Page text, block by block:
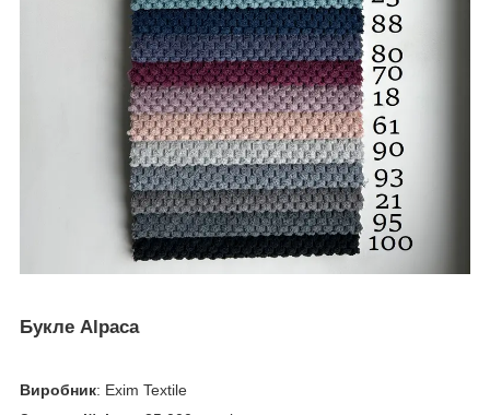
Букле Alpaca
Виробник: Exim Textile